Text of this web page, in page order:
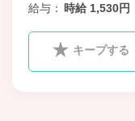
給与
時給 1,530円
キープする